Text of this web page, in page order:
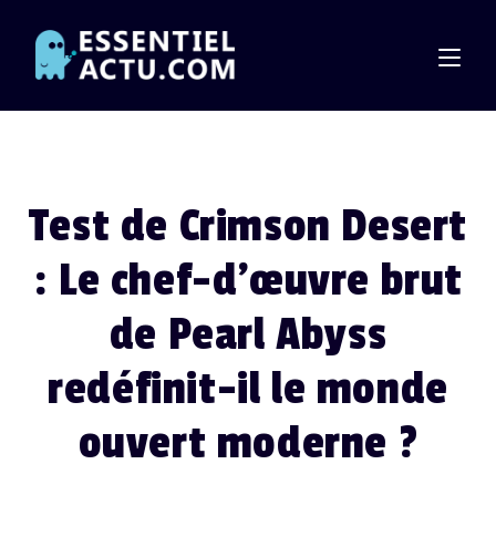
content
Test de Crimson Desert
: Le chef-d’œuvre brut
de Pearl Abyss
redéfinit-il le monde
ouvert moderne ?